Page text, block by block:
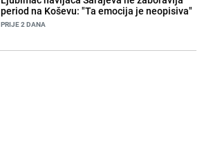
period na Koševu: "Ta emocija je neopisiva"
PRIJE 2 DANA